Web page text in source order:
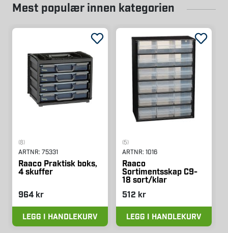
Mest populær innen kategorien
(8)
ARTNR: 75331
Raaco Praktisk boks,
4 skuffer
964 kr
LEGG I HANDLEKURV
(5)
ARTNR: 1016
Raaco
Sortimentsskap C9-
18 sort/klar
512 kr
LEGG I HANDLEKURV